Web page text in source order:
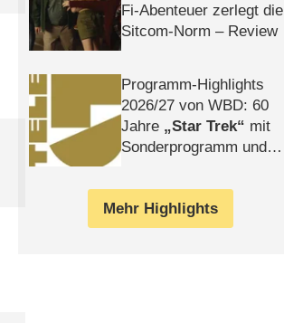
Fi-Abenteuer zerlegt die
Sitcom-Norm – Review
Programm-Highlights
2026/​27 von WBD: 60
Jahre
Star Trek
mit
Sonderprogramm und
Mehr Highlights